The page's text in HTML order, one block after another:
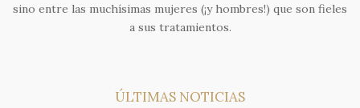
sino entre las muchísimas mujeres (¡y hombres!) que son fieles
a sus tratamientos.
ÚLTIMAS NOTICIAS